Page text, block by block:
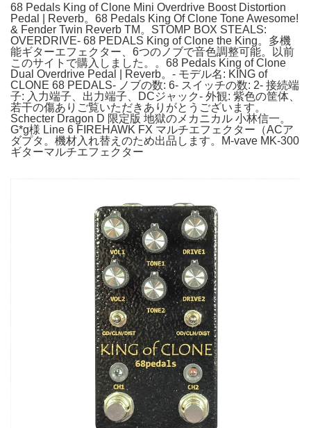
68 Pedals King of Clone Mini Overdrive Boost Distortion
Pedal | Reverb。68 Pedals King Of Clone Tone Awesome!
& Fender Twin Reverb TM。STOMP BOX STEALS:
OVERDRIVE- 68 PEDALS King of Clone the King。多機
能ギターエフェクター、6つのノブで音色調整可能。以前
このサイトで購入しました。。68 Pedals King of Clone
Dual Overdrive Pedal | Reverb。- モデル名: KING of
CLONE 68 PEDALS- ノブの数: 6- スイッチの数: 2- 接続端
子: 入力端子、出力端子、DCジャック- 外観: 紫色の筐体、
若干の傷ありご覧いただきありがとうございます。
Schecter Dragon D 限定版 地獄のメカニカル 小林信一。
G*g様 Line 6 FIREHAWK FX マルチエフェクター（ACア
ダプタ。機材入れ替えのため出品します。M-vave MK-300
ギターマルチエフェクター